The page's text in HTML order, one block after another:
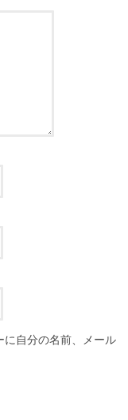
に自分の名前、メール